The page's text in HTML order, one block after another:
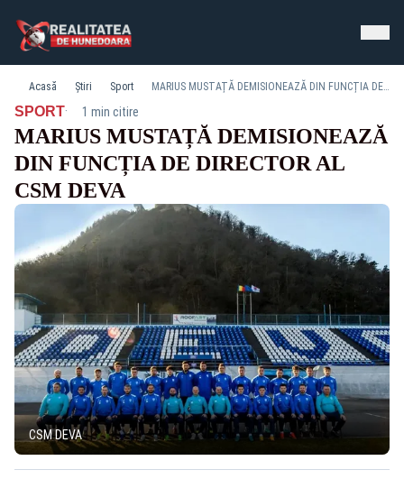
Acasă Știri Sport MARIUS MUSTAȚĂ DEMISIONEAZĂ DIN FUNCȚIA DE DIRECTOR AL CSM DEVA
SPORT· 1 min citire
MARIUS MUSTAȚĂ DEMISIONEAZĂ
DIN FUNCȚIA DE DIRECTOR AL
CSM DEVA
CSM DEVA